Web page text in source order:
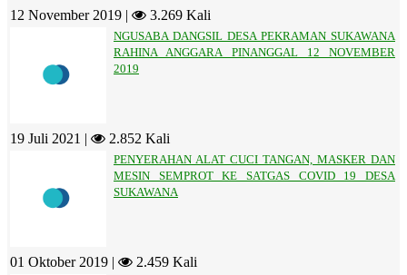
12 November 2019 | 3.269 Kali
NGUSABA DANGSIL DESA PEKRAMAN SUKAWANA
RAHINA ANGGARA PINANGGAL 12 NOVEMBER
2019
19 Juli 2021 | 2.852 Kali
PENYERAHAN ALAT CUCI TANGAN, MASKER DAN
MESIN SEMPROT KE SATGAS COVID 19 DESA
SUKAWANA
01 Oktober 2019 | 2.459 Kali